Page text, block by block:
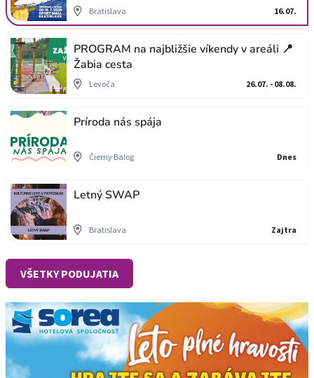
Bratislava 16.07.
PROGRAM na najbližšie víkendy v areáli 📍
Žabia cesta
Levoča 26.07. - 08.08.
Príroda nás spája
Čierny Balog Dnes
Letný SWAP
Bratislava Zajtra
VŠETKY PODUJATIA